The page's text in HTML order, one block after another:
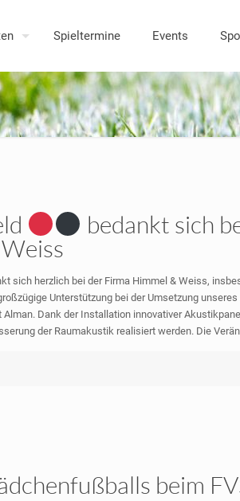
Spieltermine Events
bedankt sich
sich herzlich bei der Firma Himmel & Weiss,
Unterstützung bei der Umsetzung
Alman. Dank der Installation innovativer
der Raumakustik realisiert werden. Die
beim